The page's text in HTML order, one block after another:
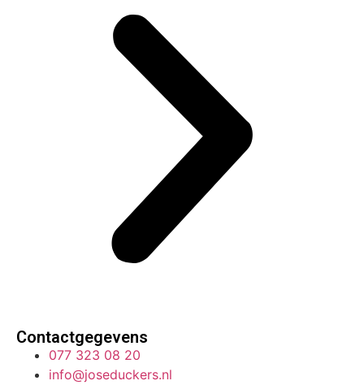
Contactgegevens
077 323 08 20
info@joseduckers.nl